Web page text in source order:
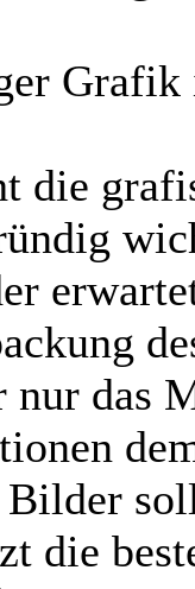
die
nur das
die